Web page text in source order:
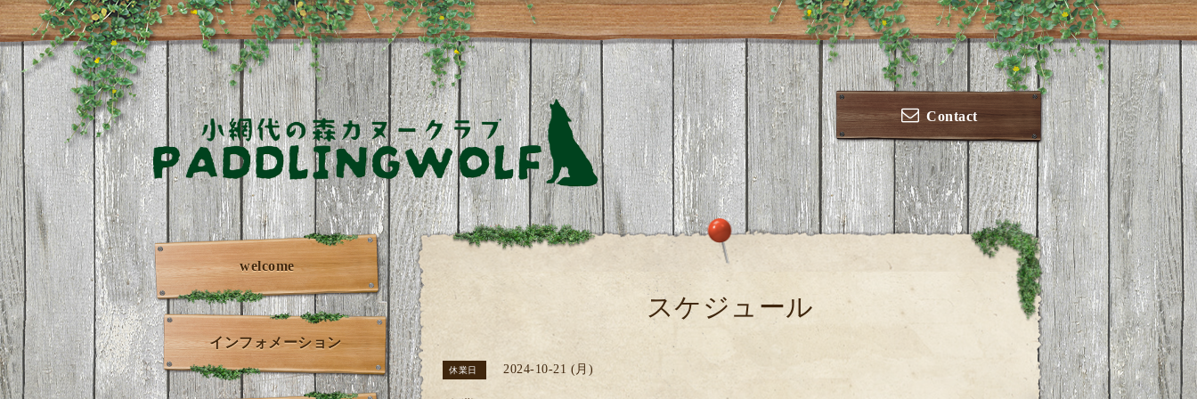
Contact
スケジュール
休業日 2024-10-21 (月)
welcome
インフォメーション